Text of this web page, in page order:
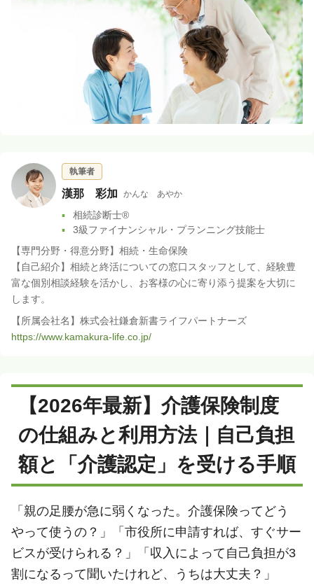
執筆者
漢那 彩加 かんな あやか
相続診断士®
3級ファイナンシャル・プランニング技能士
【専門分野・得意分野】相続・生命保険
【自己紹介】相続と終活についての窓口スタッフとして、経験豊
富な個別相談経験を活かし、お客様の心に寄り添う提案を大切に
します。
【所属会社名】株式会社鎌倉新書ライフパートナーズ
https://www.kamakura-life.co.jp/
【2026年最新】介護保険制度
の仕組みと利用方法｜自己負担
額と「介護認定」を受ける手順
「親の足腰が急に弱くなった。介護保険ってどう
やって使うの？」「市役所に申請すれば、すぐサー
ビスが受けられる？」「収入によって自己負担が3
割になるって聞いたけれど、うちは大丈夫？」